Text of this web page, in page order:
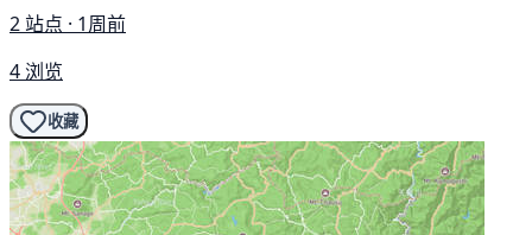
2 站点 · 1周前
4 浏览
收藏